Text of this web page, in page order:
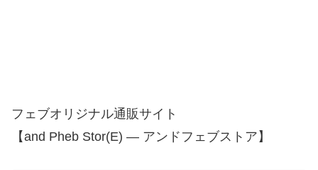
フェブオリジナル通販サイト
【and Pheb Stor(E) — アンドフェブストア】